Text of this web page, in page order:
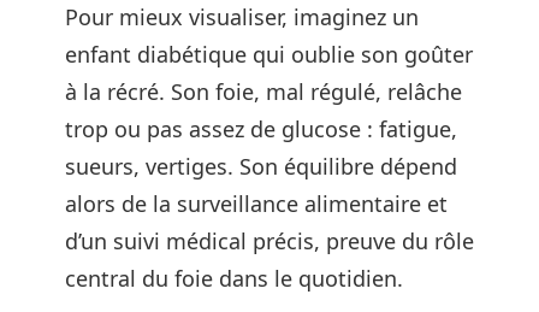
Pour mieux visualiser, imaginez un
enfant diabétique qui oublie son goûter
à la récré. Son foie, mal régulé, relâche
trop ou pas assez de glucose : fatigue,
sueurs, vertiges. Son équilibre dépend
alors de la surveillance alimentaire et
d’un suivi médical précis, preuve du rôle
central du foie dans le quotidien.